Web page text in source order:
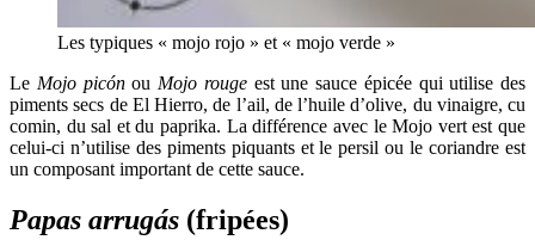
Les typiques « mojo rojo » et « mojo verde »
Le Mojo picónou Mojo rougeest une sauce épicée qui utilise des
piments secs de El Hierro, de l’ail, de l’huile d’olive, du vinaigre, cu
comin, du sal et du paprika. La différence avec le Mojo vert est que
celui-ci n’utilise des piments piquants et le persil ou le coriandre est
un composant important de cette sauce.
Papas arrugás (fripées)